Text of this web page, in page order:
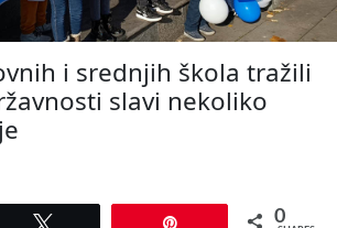
i srednjih škola tražili
slavi nekoliko
0